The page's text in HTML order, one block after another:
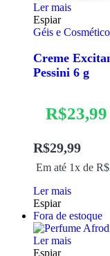
Ler mais
Espiar
Géis e
Creme
Pessini 6 g
R$29,99
Em até 1x de R$
R$23,99
Ler mais
Espiar
Fora de estoque
Ler mais
Espiar